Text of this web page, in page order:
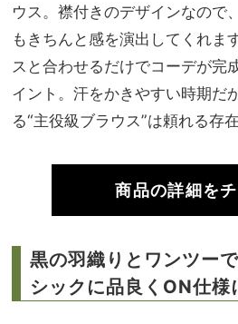
ウス。襟付きのデザインなので
もきちんと感を演出してくれま
スと合わせるだけでコーデが完
イント。汗をかきやすい時期だ
る“主役級ブラウス”は頼れる存
商品の詳細を
黒の羽織りとワンツーで
シックに品良くON仕様